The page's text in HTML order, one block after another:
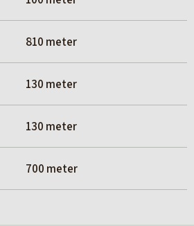
810 meter
130 meter
130 meter
700 meter